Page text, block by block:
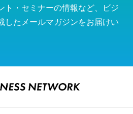
ト・セミナーの情報など、ビジ
したメールマガジンをお届けい